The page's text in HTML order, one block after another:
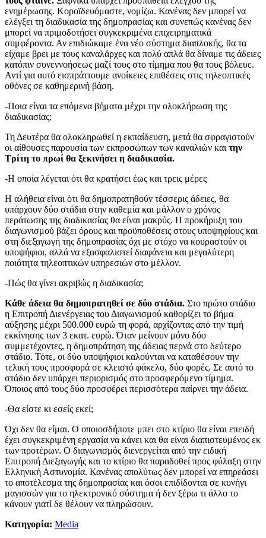
ενημέρωσης. Κοροϊδευόμαστε, νομίζω. Κανένας δεν μπορεί να
ελέγξει τη διαδικασία της δημοπρασίας και συνεπώς κανένας δεν
μπορεί να πριμοδοτήσει συγκεκριμένα επιχειρηματικά
συμφέροντα. Αν επιδιώκαμε ένα νέο σύστημα διαπλοκής, θα τα
είχαμε βρει με τους καναλάρχες και πολύ απλά θα δίναμε τις άδειες
κατόπιν συνεννοήσεως μαζί τους στο τίμημα που θα τους βόλευε.
Αντί για αυτό εισπράττουμε ανοίκειες επιθέσεις στις τηλεοπτικές
οθόνες σε καθημερινή βάση.
-Ποια είναι τα επόμενα βήματα μέχρι την ολοκλήρωση της
διαδικασίας;
Τη Δευτέρα θα ολοκληρωθεί η εκπαίδευση, μετά θα σφραγιστούν
οι αίθουσες παρουσία των εκπροσώπων των καναλιών και την
Τρίτη το πρωί θα ξεκινήσει η διαδικασία.
-Η οποία λέγεται ότι θα κρατήσει έως και τρεις μέρες
Η αλήθεια είναι ότι θα δημοπρατηθούν τέσσερις άδειες, θα
υπάρχουν δύο στάδια στην καθεμία και μάλλον ο χρόνος
περάτωσης της διαδικασίας θα είναι μακρύς. Η προκήρυξη του
διαγωνισμού βάζει όρους και προϋποθέσεις στους υποψηφίους και
στη διεξαγωγή της δημοπρασίας όχι με στόχο να κουραστούν οι
υποψήφιοι, αλλά να εξασφαλιστεί διαφάνεια και μεγαλύτερη
ποιότητα τηλεοπτικών υπηρεσιών στο μέλλον.
-Πώς θα γίνει ακριβώς η διαδικασία;
Κάθε άδεια θα δημοπρατηθεί σε δύο στάδια. Στο πρώτο στάδιο
η Επιτροπή Διενέργειας του Διαγωνισμού καθορίζει το βήμα
αύξησης μέχρι 500.000 ευρώ τη φορά, αρχίζοντας από την τιμή
εκκίνησης των 3 εκατ. ευρώ. Όταν μείνουν μόνο δύο
συμμετέχοντες, η δημοπράτηση της άδειας περνά στο δεύτερο
στάδιο. Τότε, οι δύο υποψήφιοι καλούνται να καταθέσουν την
τελική τους προσφορά σε κλειστό φάκελο, δύο φορές. Σε αυτό το
στάδιο δεν υπάρχει περιορισμός στο προσφερόμενο τίμημα.
Όποιος από τους δύο προσφέρει περισσότερα παίρνει την άδεια.
-Θα είστε κι εσείς εκεί;
Όχι δεν θα είμαι. Ο οποιοσδήποτε μπει στο κτίριο θα είναι επειδή
έχει συγκεκριμένη εργασία να κάνει και θα είναι διαπιστευμένος εκ
των προτέρων. Ο διαγωνισμός διενεργείται από την ειδική
Επιτροπή Διεξαγωγής και το κτίριο θα παραδοθεί προς φύλαξη στην
Ελληνική Αστυνομία. Κανένας απολύτως δεν μπορεί να επηρεάσει
το αποτέλεσμα της δημοπρασίας και όσοι επιδίδονται σε κυνήγι
μαγισσών για το ηλεκτρονικό σύστημα ή δεν ξέρω τι άλλο το
κάνουν γιατί δε θέλουν να πληρώσουν.
Κατηγορία: Media